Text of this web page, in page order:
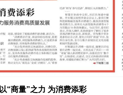
以“商量”之力 为消费添彩